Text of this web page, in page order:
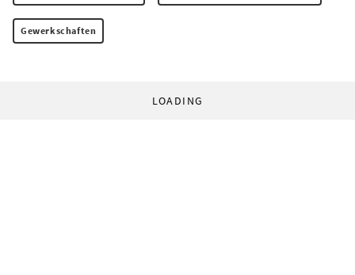
Gewerkschaften
LOADING